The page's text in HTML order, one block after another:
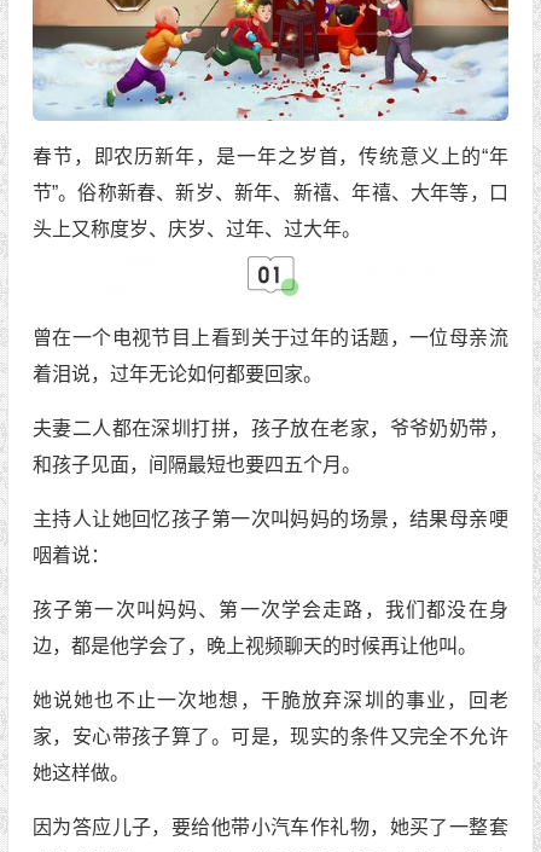
春节，即农历新年，是一年之岁首，传统意义上的“年
节”。俗称新春、新岁、新年、新禧、年禧、大年等，口
头上又称度岁、庆岁、过年、过大年。
曾在一个电视节目上看到关于过年的话题，一位母亲流
着泪说，过年无论如何都要回家。
夫妻二人都在深圳打拼，孩子放在老家，爷爷奶奶带，
和孩子见面，间隔最短也要四五个月。
主持人让她回忆孩子第一次叫妈妈的场景，结果母亲哽
咽着说：
孩子第一次叫妈妈、第一次学会走路，我们都没在身
边，都是他学会了，晚上视频聊天的时候再让他叫。
她说她也不止一次地想，干脆放弃深圳的事业，回老
家，安心带孩子算了。可是，现实的条件又完全不允许
她这样做。
因为答应儿子，要给他带小汽车作礼物，她买了一整套